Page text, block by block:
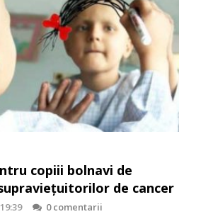
copiii bolnavi de
de cancer
0 comentarii